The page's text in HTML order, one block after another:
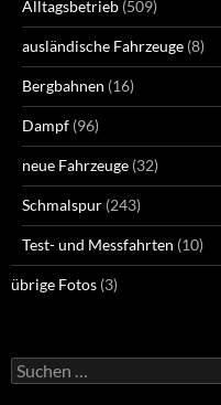
Alltagsbetrieb (509)
ausländische Fahrzeuge (8)
Bergbahnen (16)
Dampf (96)
neue Fahrzeuge (32)
Schmalspur (243)
Test- und Messfahrten (10)
übrige Fotos (3)
Suchen
nach: